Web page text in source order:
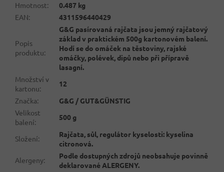
Hmotnost:
0.487 kg
EAN: 4311596440429
Popis
produktu:
G&G pasírovaná rajčata jsou jemný rajčatový
základ v praktickém 500g kartonovém balení.
Hodí se do omáček na těstoviny, rajské
omáčky, polévek, dipů nebo při přípravě
lasagní.
Množství v
kartonu:
12
Značka:
G&G / GUT&GÜNSTIG
Velikost
balení:
500 g
Složení:
Rajčata, sůl, regulátor kyselosti: kyselina
citronová.
Alergeny:
Podle dostupných zdrojů neobsahuje povinně
deklarované ALERGENY.